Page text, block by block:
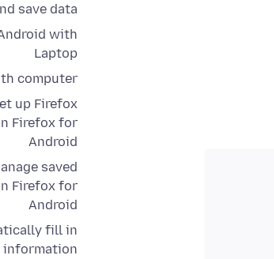
save data?
with
Laptop
computer
up Firefox
Firefox for
Android
saved
Firefox for
Android
fill in
information